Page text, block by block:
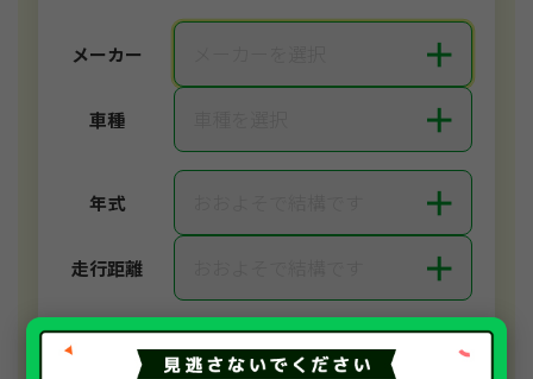
メーカー ＋
車種 ＋
年式 ＋
走行距離 ＋
無料で査定する